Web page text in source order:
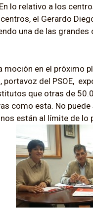
lo relativo a los
el Gerardo
una de las grandes
moción en el próximo
del PSOE,
que otras de
como esta. No puede
están al límite de lo